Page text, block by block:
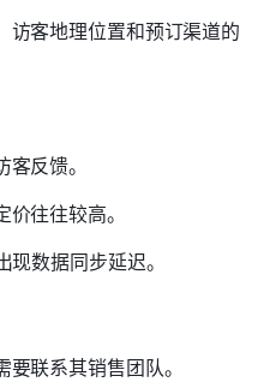
访客地理位置和预订渠道的
反馈。
往往较高。
数据同步延迟。
联系其销售团队。